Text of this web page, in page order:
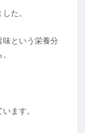
た。
味という栄養分
ます。